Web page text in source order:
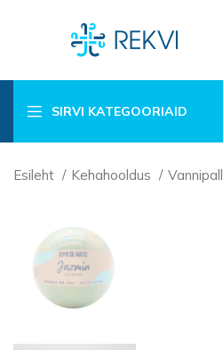
SIRVI KATEGOORIAID
Esileht Kehahooldus Vannipall